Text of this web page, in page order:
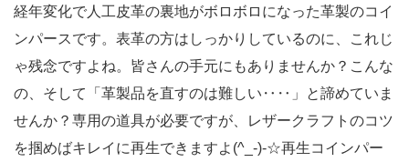
経年変化で人工皮革の裏地がボロボロになった革製のコイ
ンパースです。表革の方はしっかりしているのに、これじ
ゃ残念ですよね。皆さんの手元にもありませんか？こんな
の、そして「革製品を直すのは難しい‥‥」と諦めていま
せんか？専用の道具が必要ですが、レザークラフトのコツ
を掴めばキレイに再生できますよ(^_-)-☆再生コインパー